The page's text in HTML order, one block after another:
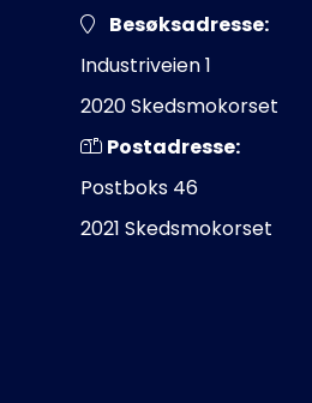
Besøksadresse:
Industriveien 1
2020 Skedsmokorset
Postadresse:
Postboks 46
2021 Skedsmokorset